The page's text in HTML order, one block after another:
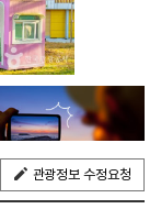
관광정보 수정요청